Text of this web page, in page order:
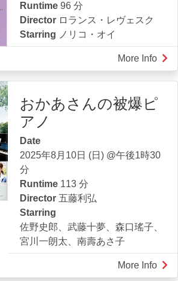
Runtime 96 分
Director ロランス・レヴェスク
Starring ノリコ・オイ
More Info
お
り
おかあさんの被爆ピ
アノ
Date
2025年8月10日 (日) @午後1時30
分
Runtime 113 分
Director 五藤利弘
Starring
佐野史郎、武藤十夢、森口瑤子、
宮川一朗太、南壽あさ子
More Info